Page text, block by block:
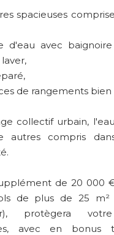
spacieuses
d'eau avec
de rangements bien
collectif urbain,
autres compris
de 20 000
de plus de 25
protègera
avec en bonus